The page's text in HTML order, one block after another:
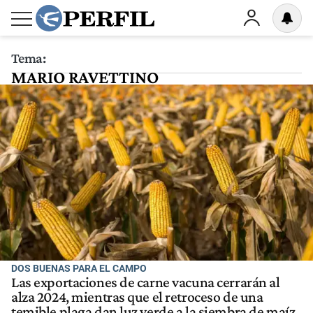
Tema:
MARIO RAVETTINO
DOS BUENAS PARA EL CAMPO
Las exportaciones de carne vacuna cerrarán al
alza 2024, mientras que el retroceso de una